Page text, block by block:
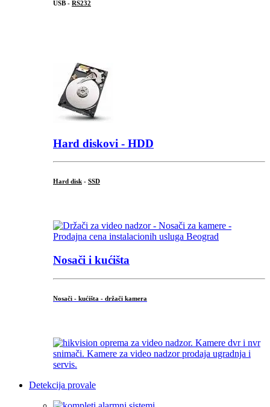
USB - RS232
Hard diskovi - HDD
Hard disk - SSD
Nosači i kućišta
Nosači - kućišta - držači kamera
Detekcija provale